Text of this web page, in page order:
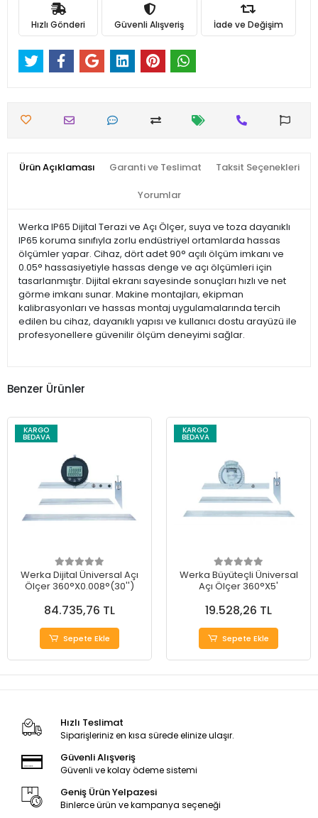
Hızlı Gönderi Güvenli Alışveriş İade ve Değişim
Ürün Açıklaması Garanti ve Teslimat Taksit Seçenekleri
Yorumlar
Werka IP65 Dijital Terazi ve Açı Ölçer, suya ve toza dayanıklı
IP65 koruma sınıfıyla zorlu endüstriyel ortamlarda hassas
ölçümler yapar. Cihaz, dört adet 90° açılı ölçüm imkanı ve
0.05° hassasiyetiyle hassas denge ve açı ölçümleri için
tasarlanmıştır. Dijital ekranı sayesinde sonuçları hızlı ve net
görme imkanı sunar. Makine montajları, ekipman
kalibrasyonları ve hassas montaj uygulamalarında tercih
edilen bu cihaz, dayanıklı yapısı ve kullanıcı dostu arayüzü ile
profesyonellere güvenilir ölçüm deneyimi sağlar.
Benzer Ürünler
KARGO
BEDAVA
Werka Dijital Üniversal Açı
Ölçer 360°X0.008°(30'')
84.735,76 TL
Sepete Ekle
KARGO
BEDAVA
Werka Büyüteçli Üniversal
Açı Ölçer 360°X5'
19.528,26 TL
Sepete Ekle
Hızlı Teslimat
Siparişleriniz en kısa sürede elinize ulaşır.
Güvenli Alışveriş
Güvenli ve kolay ödeme sistemi
Geniş Ürün Yelpazesi
Binlerce ürün ve kampanya seçeneği